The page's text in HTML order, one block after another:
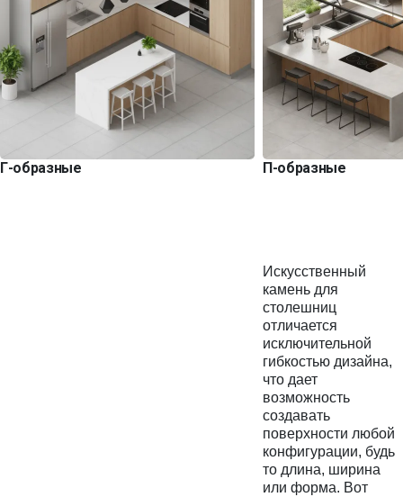
Г-образные П-образные
Искусственный
камень для
столешниц
отличается
исключительной
гибкостью дизайна,
что дает
возможность
создавать
поверхности любой
конфигурации, будь
то длина, ширина
или форма. Вот